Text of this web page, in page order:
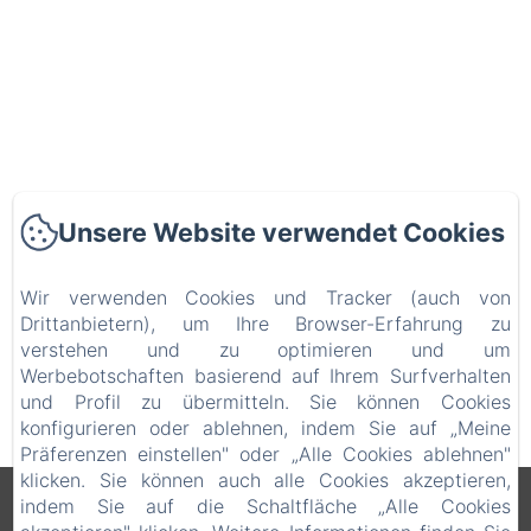
VERDI SRL
30016, Italien
WEGBESCHREIBUNG
BEKOMMEN
RUF UNS
AN
Rechtliche Informationen
Unsere Website verwendet Cookies
Wir verwenden Cookies und Tracker (auch von
Drittanbietern), um Ihre Browser-Erfahrung zu
verstehen und zu optimieren und um
Werbebotschaften basierend auf Ihrem Surfverhalten
und Profil zu übermitteln. Sie können Cookies
konfigurieren oder ablehnen, indem Sie auf „Meine
Präferenzen einstellen" oder „Alle Cookies ablehnen"
klicken. Sie können auch alle Cookies akzeptieren,
indem Sie auf die Schaltfläche „Alle Cookies